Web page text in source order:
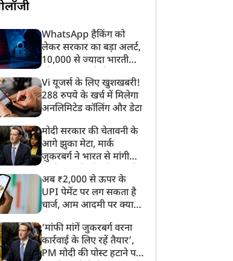
ही CJP में
दिपके के घर
युवाओं ने दिया
गंभीर आरोप
कांवड़ियों को लेकर रशीदी के
विवादित बयान पर भड़कीं
माधवी लता, बोलीं-मुसलमान
नहीं, आत्मघाती आतंकवादी हैं
WhatsApp हैकिंग को
लेकर सरकार का बड़ा अलर्ट,
10,000 से ज्यादा भारतीयों
गया
Vi यूजर्स के लिए खुशखबरी!
288 रुपये के खर्च में मिलेगा
अनलिमिटेड कॉलिंग और डेटा
मोदी सरकार की चेतावनी के
आगे झुका मेटा, मार्क
ज़ुकरबर्ग ने भारत से मांगी
अब ₹2,000 से ऊपर के
UPI पेमेंट पर लग सकता है
चार्ज, आम आदमी पर क्या
‘मांफी मांगें जुकरबर्ग वरना
कार्रवाई के लिए रहें तैयार’,
PM मोदी की पोस्ट हटाने पर